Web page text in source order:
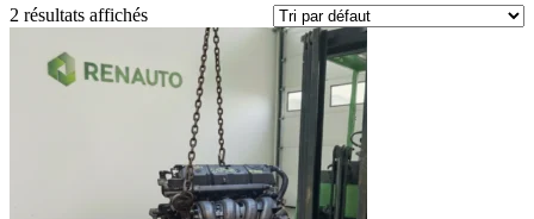
2 résultats affichés